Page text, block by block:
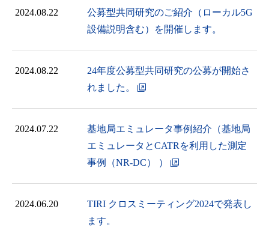
2024.08.22
公募型共同研究のご紹介（ローカル5G
設備説明含む）を開催します。
2024.08.22
24年度公募型共同研究の公募が開始さ
れました。
2024.07.22
基地局エミュレータ事例紹介（基地局
エミュレータとCATRを利用した測定
事例（NR-DC） ）
2024.06.20
TIRI クロスミーティング2024で発表し
ます。